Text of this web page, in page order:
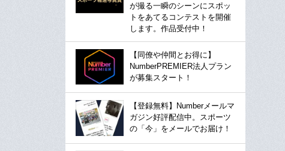
が撮る一瞬のシーンにスポッ
トをあてるコンテストを開催
します。作品受付中！
【同僚や仲間とお得に】
NumberPREMIER法人プラン
が募集スタート！
【登録無料】Numberメールマ
ガジン好評配信中。スポーツ
の「今」をメールでお届け！